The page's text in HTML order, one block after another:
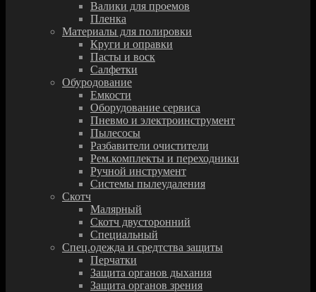
Валики для проемов
Пленка
Материалы для полировки
Круги и оправки
Пасты и воск
Салфетки
Обуродование
Емкости
Оборудование сервиса
Пневмо и электроинструмент
Пылесосы
Разбавители очистители
Рем.комплекты и переходники
Ручной инструмент
Системы пылеудаления
Скотч
Малярный
Скотч двусторонний
Специальный
Спец.одежда и средтства защиты
Перчатки
Защита органов дыхания
Защита органов зрения